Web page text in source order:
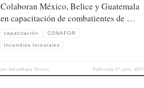
Colaboran México, Belice y Guatemala
en capacitación de combatientes de …
capacitación CONAFOR
Incendios forestales
porSelvaMaya Oficina Publicada 27 julio, 2017